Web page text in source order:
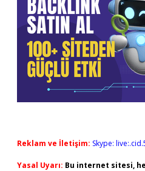
Reklam ve İletişim: Skype:
Yasal Uyarı: Bu internet sitesi,